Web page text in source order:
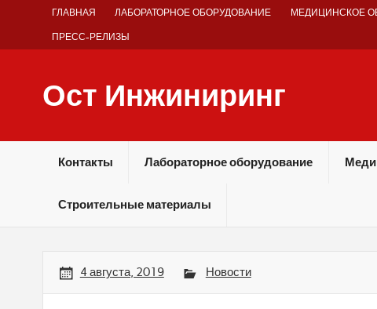
ГЛАВНАЯ ЛАБОРАТОРНОЕ ОБОРУДОВАНИЕ МЕДИЦИНСКОЕ
ПРЕСС-РЕЛИЗЫ
Ост Инжиниринг
Контакты Лабораторное оборудование
Строительные материалы
4 августа, 2019 Новости